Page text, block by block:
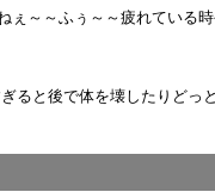
～～ふぅ～～疲れている
と後で体を壊したりど